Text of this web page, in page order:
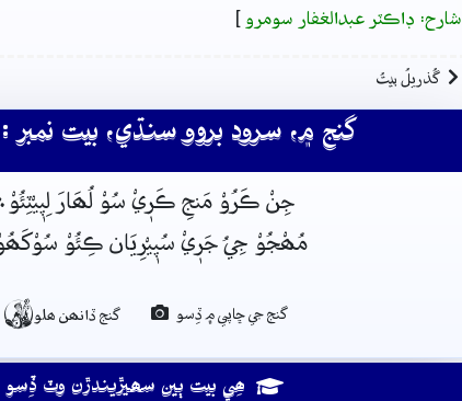
شارح: ڊاڪٽر عبدالغفار سومرو ]
گُذريلُ بيتُ
گنج ۾، سرود بروو سنڌي، بيت نمبر : 2209
جِنْ ڪَرُوْ مَنجِ ڪَرٖيْ سُوْ لُھَارَ
مُھْجُوْ جِيُ جَرٖيْ سُپٖيْرِيَان ڪِئُوْ
گنج جي ڇاپي ۾ ڏِسو گنج ڏانھن ھلو
ھِي بيت ٻين سھيڙيندڙن وٽ ڏِسو